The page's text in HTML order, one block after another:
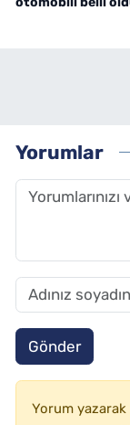
Yorumlar
Gönder
Yorum yazarak